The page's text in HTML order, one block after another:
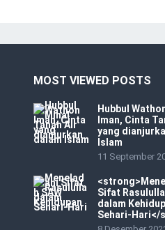
MOST VIEWED POSTS
Hubbul
Iman, Cinta
yang
Islam
11 September
Sifat
dalam
Sehari-Hari</